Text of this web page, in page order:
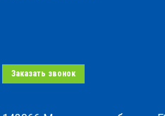
Заказать звонок